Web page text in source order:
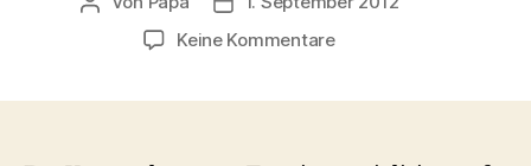
Keine Kommentarezu